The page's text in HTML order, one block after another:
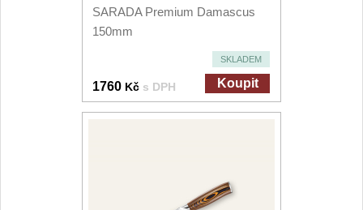
SARADA Premium Damascus
150mm
SKLADEM
1760 Kč s DPH Koupit